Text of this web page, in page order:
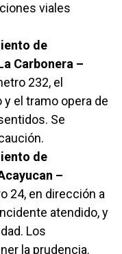
viales
de
Carbonera –
232, el
el tramo opera de
Se
de
–
24, en dirección a
atendido, y
Los
la prudencia.